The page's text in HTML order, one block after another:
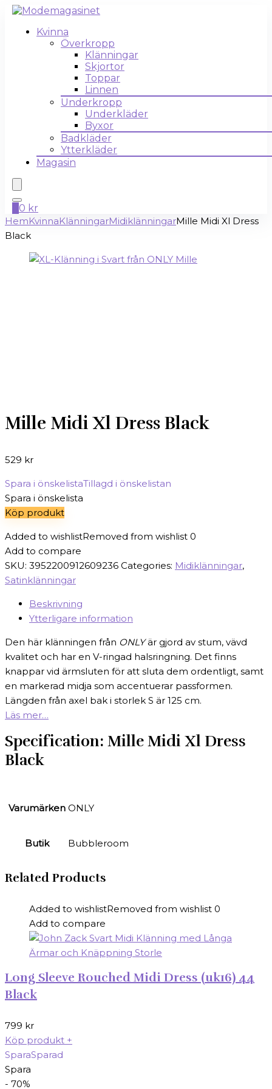
Kvinna
Överkropp
Klänningar
Skjortor
Toppar
Linnen
Underkropp
Underkläder
Byxor
Badkläder
Ytterkläder
Magasin
0 kr
HemKvinnaKlänningarMidiklänningarMille Midi Xl Dress
Black
Mille Midi Xl Dress Black
529 kr
Spara i önskelistaTillagd i önskelistan
Spara i önskelista
Köp produkt
Added to wishlistRemoved from wishlist 0
Add to compare
SKU: 3952200912609236 Categories: Midiklänningar,
Satinklänningar
Beskrivning
Ytterligare information
Den här klänningen från ONLYär gjord av stum, vävd
kvalitet och har en V-ringad halsringning. Det finns
knappar vid ärmsluten för att sluta dem ordentligt, samt
en markerad midja som accentuerar passformen.
Längden från axel bak i storlek S är 125 cm.
Läs mer…
Specification: Mille Midi Xl Dress
Black
Varumärken ONLY
Butik Bubbleroom
Related Products
Added to wishlistRemoved from wishlist 0
Add to compare
Long Sleeve Rouched Midi Dress (uk16) 44
Black
799 kr
Köp produkt +
SparaSparad
Spara
- 70%